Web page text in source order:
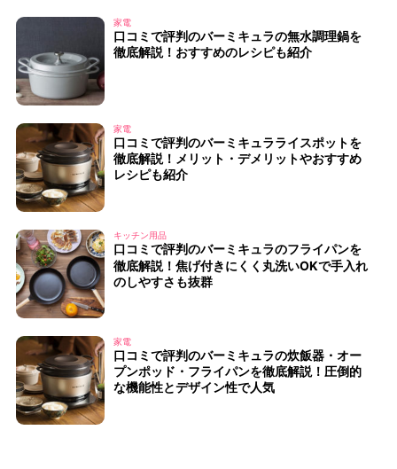
家電
口コミで評判のバーミキュラの無水調理鍋を
徹底解説！おすすめのレシピも紹介
家電
口コミで評判のバーミキュラライスポットを
徹底解説！メリット・デメリットやおすすめ
レシピも紹介
キッチン用品
口コミで評判のバーミキュラのフライパンを
徹底解説！焦げ付きにくく丸洗いOKで手入れ
のしやすさも抜群
家電
口コミで評判のバーミキュラの炊飯器・オー
プンポッド・フライパンを徹底解説！圧倒的
な機能性とデザイン性で人気